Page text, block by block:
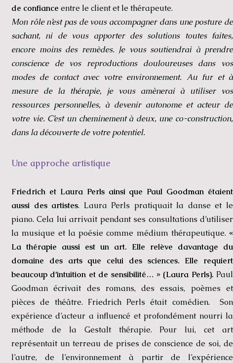
de confiance entre le client et le thérapeute.
Mon rôle n’est pas de vous accompagner dans une posture de
sachant, ni de vous apporter des solutions toutes faites,
encore moins des remèdes. Je vous soutiendrai à prendre
conscience de vos reproductions douloureuses dans vos
modes de contact avec votre environnement. Au fur et à
mesure de la thérapie, je vous amènerai à utiliser vos
ressources personnelles, à devenir autonome et acteur de
votre vie. C’est un cheminement à deux, une co-construction,
dans la découverte de votre potentiel.
Une approche artistique
Friedrich et Laura Perls ainsi que Paul Goodman étaient
aussi des artistes. Laura Perls pratiquait la danse et le
piano. Cela lui arrivait pendant ses consultations d’utiliser
la musique et la poésie comme médium thérapeutique. «
La thérapie aussi est un art. Elle relève davantage du
domaine des arts que celui des sciences. Elle requiert
beaucoup d’intuition et de sensibilité… » (Laura Perls). Paul
Goodman écrivait des romans, des essais, poèmes et
pièces de théâtre. Friedrich Perls était comédien. Son
expérience d’acteur a influencé et profondément nourri la
méthode de la Gestalt thérapie. Pour lui, cet art
représentait un terreau de prises de conscience de soi, de
l’autre, de l’environnement à partir de l’expérience